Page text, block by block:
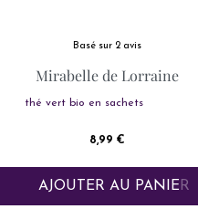
Basé sur 2 avis
Mirabelle de Lorraine
thé vert bio en sachets
Prix
8,99 €
AJOUTER AU PANIER